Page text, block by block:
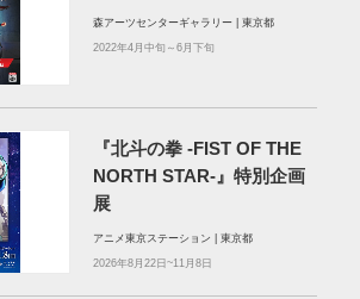
森アーツセンターギャラリー | 東京都
2022年4月中旬～6月下旬
『北斗の拳 -FIST OF THE
NORTH STAR-』特別企画
展
アニメ東京ステーション | 東京都
2026年8月22日~11月8日